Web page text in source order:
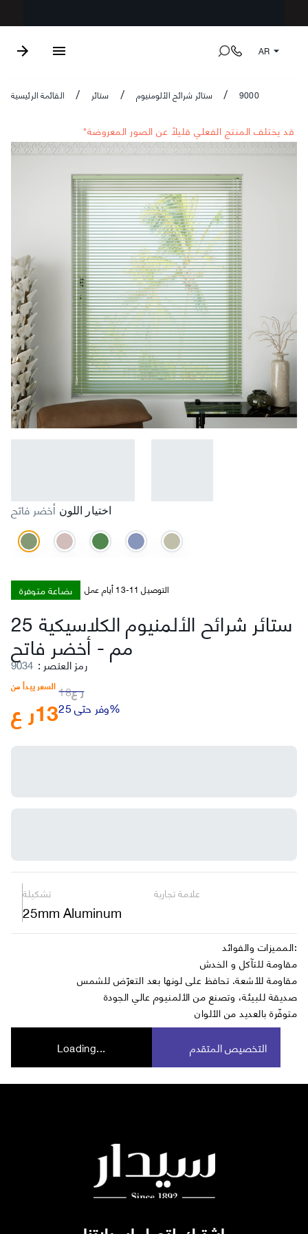
AR
القائمة الرئيسية / ستائر / ستائر شرائح الألومنيوم / 9000
*قد يختلف المنتج الفعلي قليلاً عن الصور المعروضة
اختيار اللون أخضر فاتح
بضاعة متوفرة التوصيل 11-13 أيام عمل
ستائر شرائح الألمنيوم الكلاسيكية 25
مم-أخضر فاتح
رمز العنصر :
9034
السعر يبدأ من
ر ع13
ر ع18
وفر حتى 25%
تشكيلة
25mm Aluminum
علامة تجارية
المميزات والفوائد:
مقاومة للتآكل و الخدش
مقاومة للأشعة. تحافظ على لونها بعد التعرّض للشمس
صديقة للبيئة، وتصنع من الألمنيوم عالي الجودة
متوفّرة بالعديد من الألوان
Loading... التخصيص المتقدم